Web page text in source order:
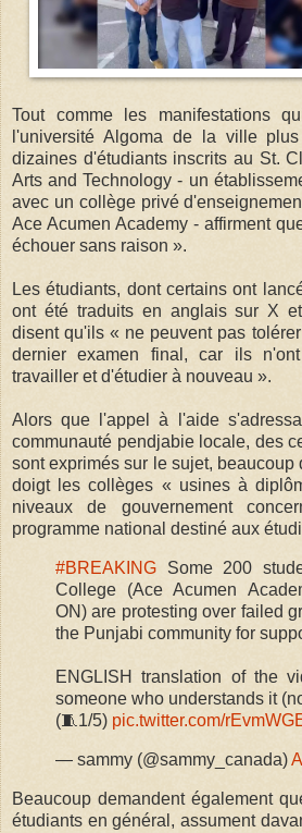
Tout comme les manifestations
l'université Algoma de la ville
dizaines d'étudiants inscrits au St.
Arts and Technology - un
avec un collège privé
Ace Acumen Academy - affirment
échouer sans raison ».
Les étudiants, dont certains ont
ont été traduits en anglais sur X et
disent qu'ils « ne peuvent pas
dernier examen final, car ils
travailler et d'étudier à nouveau ».
Alors que l'appel à l'aide
communauté pendjabie locale, des
sont exprimés sur le sujet, beaucoup
doigt les collèges « usines à
niveaux de gouvernement
programme national destiné aux
#BREAKING Some 200
College (Ace Acumen
ON) are protesting over failed
the Punjabi community for
ENGLISH translation of the
someone who understands it
(🧵1/5) pic.twitter.com/
— sammy (@sammy_canada)
Beaucoup demandent également
étudiants en général, assument